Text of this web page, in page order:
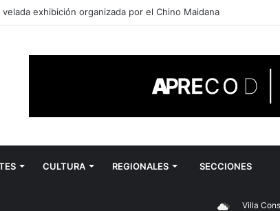
con medallas para el Centro de Gimnasia Villense
CULTURA REGIONALES SECCIONES
Villa Constitución